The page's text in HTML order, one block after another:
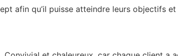
afin qu’il puisse atteindre leurs objectifs